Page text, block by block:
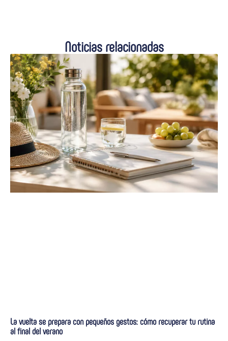
Noticias relacionadas
La vuelta se prepara con pequeños gestos: cómo recuperar tu rutina
al final del verano